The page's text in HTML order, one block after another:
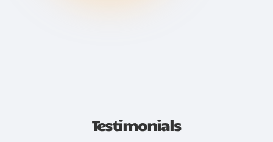
Testimonials